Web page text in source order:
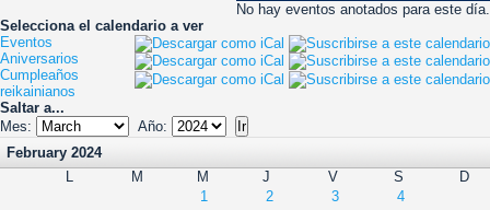
No hay eventos anotados para este día.
Selecciona el calendario a ver
Eventos
Aniversarios
Cumpleaños
reikainianos
Saltar a...
Mes:
Año:
February 2024
L
M M J V S
D
1
2 3
4